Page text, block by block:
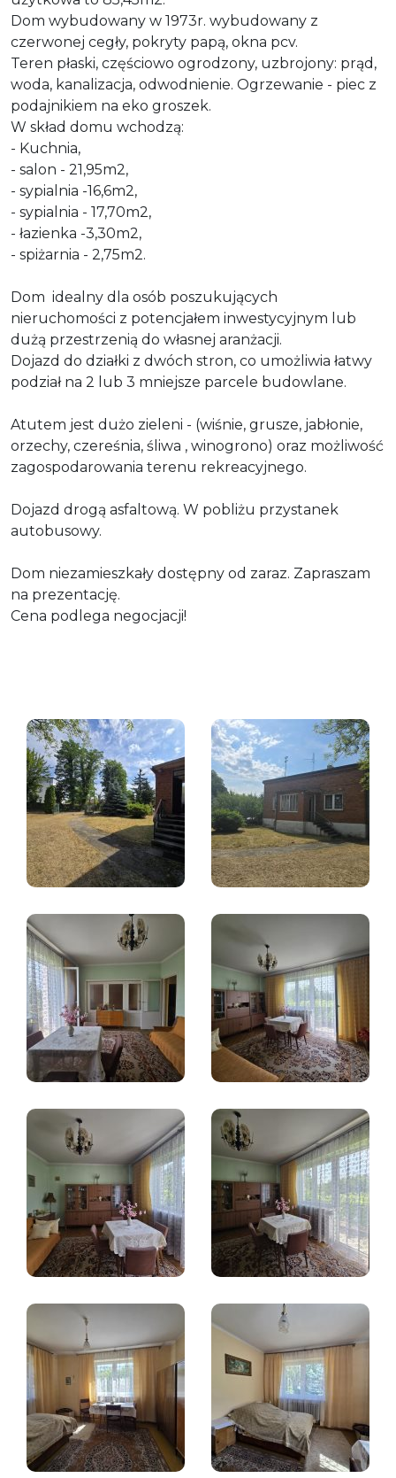
Dom wybudowany w 1973r. wybudowany z
czerwonej cegły, pokryty papą, okna pcv.
Teren płaski, częściowo ogrodzony, uzbrojony: prąd,
woda, kanalizacja, odwodnienie. Ogrzewanie - piec z
podajnikiem na eko groszek.
W skład domu wchodzą:
- Kuchnia,
- salon - 21,95m2,
- sypialnia -16,6m2,
- sypialnia - 17,70m2,
- łazienka -3,30m2,
- spiżarnia - 2,75m2.
Dom idealny dla osób poszukujących
nieruchomości z potencjałem inwestycyjnym lub
dużą przestrzenią do własnej aranżacji.
Dojazd do działki z dwóch stron, co umożliwia łatwy
podział na 2 lub 3 mniejsze parcele budowlane.
Atutem jest dużo zieleni - (wiśnie, grusze, jabłonie,
orzechy, czereśnia, śliwa , winogrono) oraz możliwość
zagospodarowania terenu rekreacyjnego.
Dojazd drogą asfaltową. W pobliżu przystanek
autobusowy.
Dom niezamieszkały dostępny od zaraz. Zapraszam
na prezentację.
Cena podlega negocjacji!